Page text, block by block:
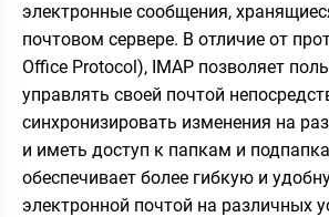
электронные сообщения,
почтовом сервере. В отличие от
Office Protocol), IMAP позволяет
управлять своей почтой
синхронизировать изменения на
и иметь доступ к папкам и
обеспечивает более гибкую и
электронной почтой на различных